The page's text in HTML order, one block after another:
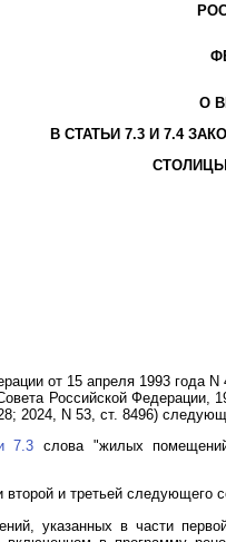
О
В СТАТЬИ 7.3 И 7.4
от 15 апреля 1993 года
Российской Федерации,
2024, N 53, ст. 8496)
7.3 слова "жилых
второй и третьей следующего
указанных в части